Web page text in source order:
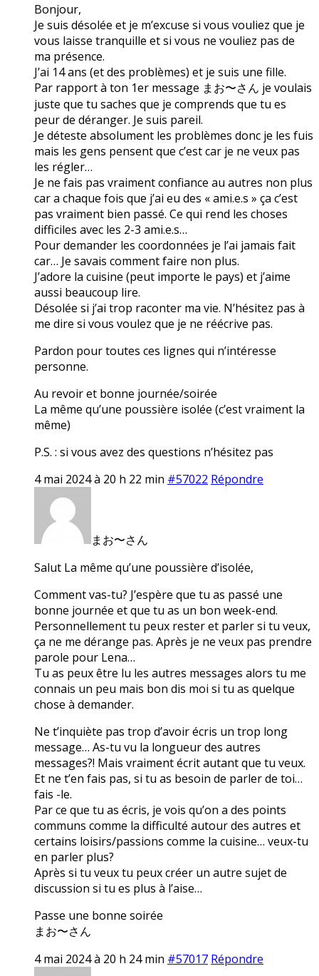
Bonjour,
Je suis désolée et je m’excuse si vous vouliez que je
vous laisse tranquille et si vous ne vouliez pas de
ma présence.
J’ai 14 ans (et des problèmes) et je suis une fille.
Par rapport à ton 1er message まお〜さん je voulais
juste que tu saches que je comprends que tu es
peur de déranger. Je suis pareil.
Je déteste absolument les problèmes donc je les fuis
mais les gens pensent que c’est car je ne veux pas
les régler…
Je ne fais pas vraiment confiance au autres non plus
car a chaque fois que j’ai eu des « ami.e.s » ça c’est
pas vraiment bien passé. Ce qui rend les choses
difficiles avec les 2-3 ami.e.s…
Pour demander les coordonnées je l’ai jamais fait
car… Je savais comment faire non plus.
J’adore la cuisine (peut importe le pays) et j’aime
aussi beaucoup lire.
Désolée si j’ai trop raconter ma vie. N’hésitez pas à
me dire si vous voulez que je ne réécrive pas.
Pardon pour toutes ces lignes qui n’intéresse
personne.
Au revoir et bonne journée/soirée
La même qu’une poussière isolée (c’est vraiment la
même)
P.S. : si vous avez des questions n’hésitez pas
4 mai 2024 à 20 h 22 min #57022 Répondre
まお〜さん
Salut La même qu’une poussière d’isolée,
Comment vas-tu? J’espère que tu as passé une
bonne journée et que tu as un bon week-end.
Personnellement tu peux rester et parler si tu veux,
ça ne me dérange pas. Après je ne veux pas prendre
parole pour Lena…
Tu as peux être lu les autres messages alors tu me
connais un peu mais bon dis moi si tu as quelque
chose à demander.
Ne t’inquiète pas trop d’avoir écris un trop long
message… As-tu vu la longueur des autres
messages?! Mais vraiment écrit autant que tu veux.
Et ne t’en fais pas, si tu as besoin de parler de toi…
fais -le.
Par ce que tu as écris, je vois qu’on a des points
communs comme la difficulté autour des autres et
certains loisirs/passions comme la cuisine… veux-tu
en parler plus?
Après si tu veux tu peux créer un autre sujet de
discussion si tu es plus à l’aise…
Passe une bonne soirée
まお〜さん
4 mai 2024 à 20 h 24 min #57017 Répondre